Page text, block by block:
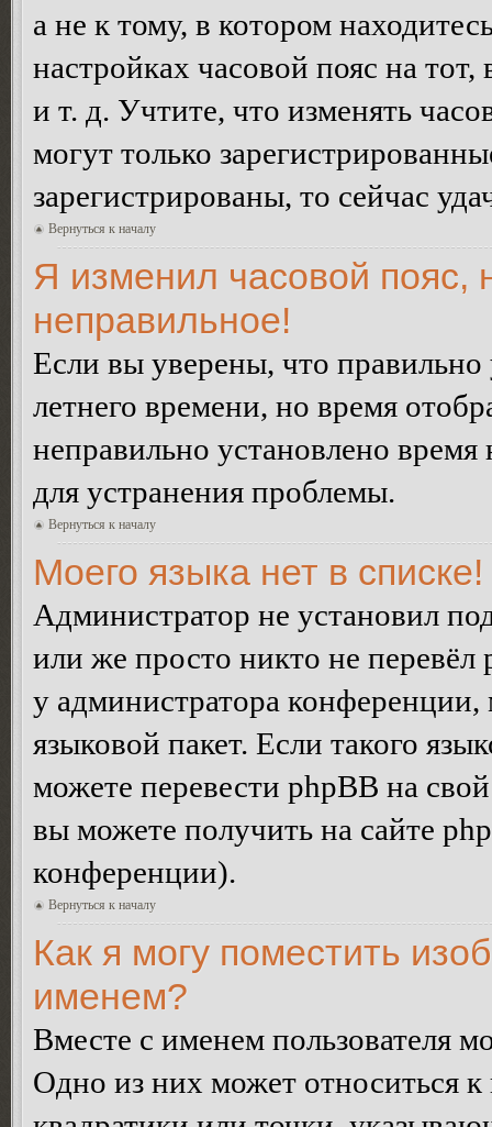
а не к тому, в котором
настройках часовой пояс на
и т. д. Учтите, что изменять
могут только
зарегистрированы, то сейчас
Вернуться к началу
Я изменил часовой пояс,
неправильное!
Если вы уверены, что правильно
летнего времени, но время
неправильно установлено
для устранения проблемы.
Вернуться к началу
Моего языка нет в списке!
Администратор не установил
или же просто никто не
у администратора
языковой пакет. Если такого
можете перевести phpBB на
вы можете получить на сайте
конференции).
Вернуться к началу
Как я могу поместить
именем?
Вместе с именем пользователя
Одно из них может относиться